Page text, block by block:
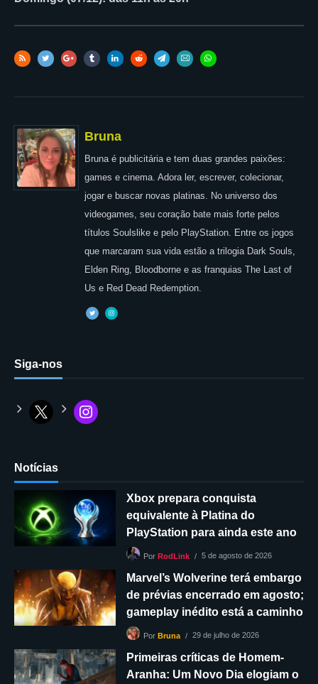
Bruna
Bruna é publicitária e tem duas grandes paixões:
games e cinema. Adora ler, escrever, colecionar,
jogar e buscar novas platinas. No universo dos
videogames, seu coração bate mais forte pelos
títulos Soulslike e pelo PlayStation. Entre os jogos
que marcaram sua vida estão a trilogia Dark Souls,
Elden Ring, Bloodborne e as franquias The Last of
Us e Red Dead Redemption.
Siga-nos
Notícias
Xbox prepara conquista
equivalente à Platina do
PlayStation para ainda este ano
Por RodLink 5 de agosto de 2026
Marvel’s Wolverine terá embargo
de prévias encerrado em agosto;
gameplay inédito está a caminho
Por Bruna 29 de julho de 2026
Primeiras críticas de Homem-
Aranha: Um Novo Dia elogiam o